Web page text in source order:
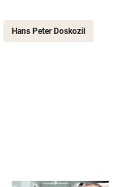
Hans Peter Doskozil